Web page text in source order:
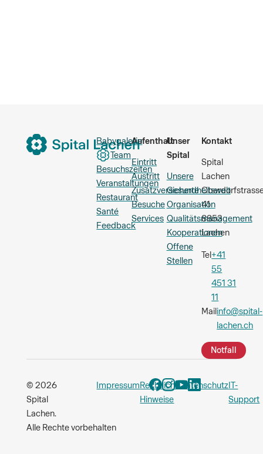
Babygalerie
Team
Besuchszeiten
Veranstaltungen
Restaurant
Santé
Feedback
Aufenthalt
Eintritt
Austritt
Zusatzversicherte
Besuche
Services
Unser
Spital
Unsere
Gesundheitswelt
Organisation
Qualitätsmanagement
Kooperationen
Offene
Stellen
Kontakt
Spital
Lachen
41
8853
Lachen
Tel+41
55
451 31
11
Mailinfo@spital-
lachen.ch
Notfall
© 2026
Spital
Lachen.
Alle Rechte vorbehalten
ImpressumRechtliche
Hinweise
DatenschutzIT-
Support